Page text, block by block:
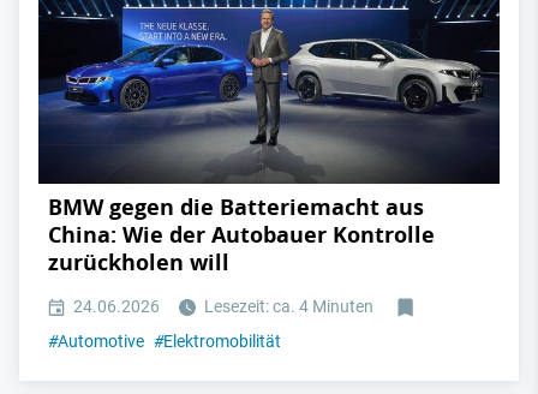
BMW gegen die Batteriemacht aus
China: Wie der Autobauer Kontrolle
zurückholen will
24.06.2026
Lesezeit: ca. 4 Minuten
#Automotive #Elektromobilität